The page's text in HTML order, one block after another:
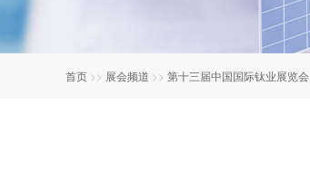
首页 >> 展会频道 >> 第十三届中国国际钛业展览会